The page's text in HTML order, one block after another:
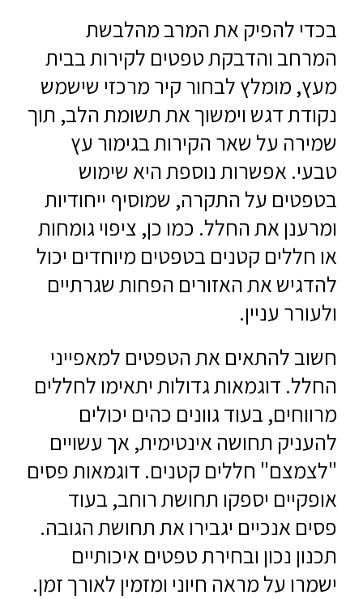
בכדי להפיק את המרב מהלבשת
המרחב והדבקת טפטים לקירות בבית
מעץ, מומלץ לבחור קיר מרכזי שישמש
נקודת דגש וימשוך את תשומת הלב, תוך
שמירה על שאר הקירות בגימור עץ
טבעי. אפשרות נוספת היא שימוש
בטפטים על התקרה, שמוסיף ייחודיות
ומרענן את החלל. כמו כן, ציפוי גומחות
או חללים קטנים בטפטים מיוחדים יכול
להדגיש את האזורים הפחות שגרתיים
ולעורר עניין.
חשוב להתאים את הטפטים למאפייני
החלל. דוגמאות גדולות יתאימו לחללים
מרווחים, בעוד גוונים כהים יכולים
להעניק תחושה אינטימית, אך עשויים
"לצמצם" חללים קטנים. דוגמאות פסים
אופקיים יספקו תחושת רוחב, בעוד
פסים אנכיים יגבירו את תחושת הגובה.
תכנון נכון ובחירת טפטים איכותיים
ישמרו על מראה חיוני ומזמין לאורך זמן.